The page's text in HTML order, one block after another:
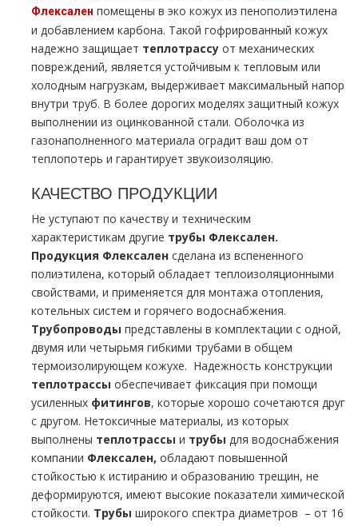
Флексален помещены в эко кожух из пенополиэтилена
и добавлением карбона. Такой гофрированный кожух
надежно защищает теплотрассу от механических
повреждений, является устойчивым к тепловым или
холодным нагрузкам, выдерживает максимальный напор
внутри труб. В более дорогих моделях защитный кожух
выполнении из оцинкованной стали. Оболочка из
газонаполненного материала оградит ваш дом от
теплопотерь и гарантирует звукоизоляцию.
КАЧЕСТВО ПРОДУКЦИИ
Не уступают по качеству и техническим
характеристикам другие трубы Флексален.
Продукция Флексален сделана из вспененного
полиэтилена, который обладает теплоизоляционными
свойствами, и применяется для монтажа отопления,
котельных систем и горячего водоснабжения.
Трубопроводы представлены в комплектации с одной,
двумя или четырьмя гибкими трубами в общем
термоизолирующем кожухе. Надежность конструкции
теплотрассы обеспечивает фиксация при помощи
усиленных фитингов, которые хорошо сочетаются друг
с другом. Нетоксичные материалы, из которых
выполнены теплотрассы и трубы для водоснабжения
компании Флексален, обладают повышенной
стойкостью к истиранию и образованию трещин, не
деформируются, имеют высокие показатели химической
стойкости. Трубы широкого спектра диаметров – от 16